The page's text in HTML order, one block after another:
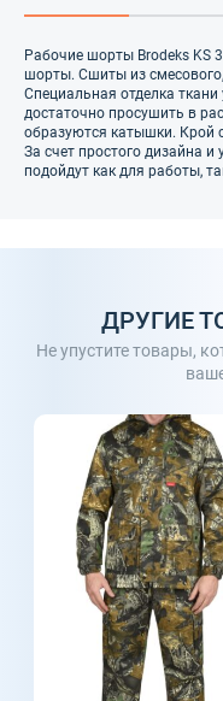
Рабочие шорты Brodeks KS
шорты. Сшиты из
Специальная отделка
достаточно просушить в
образуются катышки. Крой
За счет простого дизайна
подойдут как для работы,
ДРУГИЕ
Не упустите товары,